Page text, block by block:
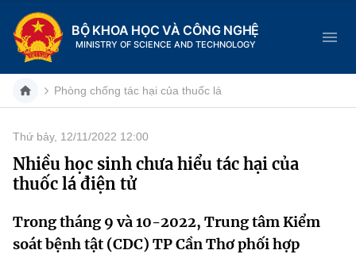
BỘ KHOA HỌC VÀ CÔNG NGHỆ
MINISTRY OF SCIENCE AND TECHNOLOGY
Danh mục
Trang chủ
Giới thiệu
Phòng chống tác hại của thuốc lá
Thứ bảy, 12/11/2022 12:00
Nhiều học sinh chưa hiểu tác hại của
thuốc lá điện tử
Trong tháng 9 và 10-2022, Trung tâm Kiểm
soát bệnh tật (CDC) TP Cần Thơ phối hợp